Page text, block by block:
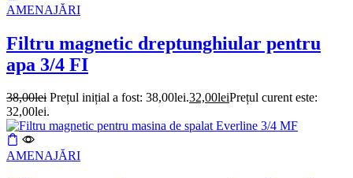
AMENAJĂRI
Filtru magnetic dreptunghiular pentru
apa 3/4 FI
38,00lei Prețul inițial a fost: 38,00lei.32,00leiPrețul curent este:
32,00lei.
AMENAJĂRI